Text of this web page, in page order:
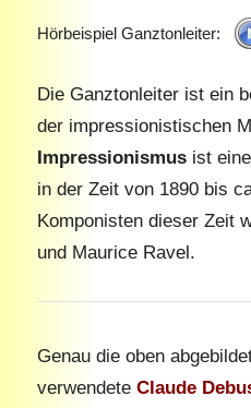
Hörbeispiel Ganztonleiter:
Die Ganztonleiter ist ein
der impressionistischen
Impressionismusist eine
in der Zeit von 1890 bis
Komponisten dieser Zeit
und Maurice Ravel.
Genau die oben
verwendete Claude